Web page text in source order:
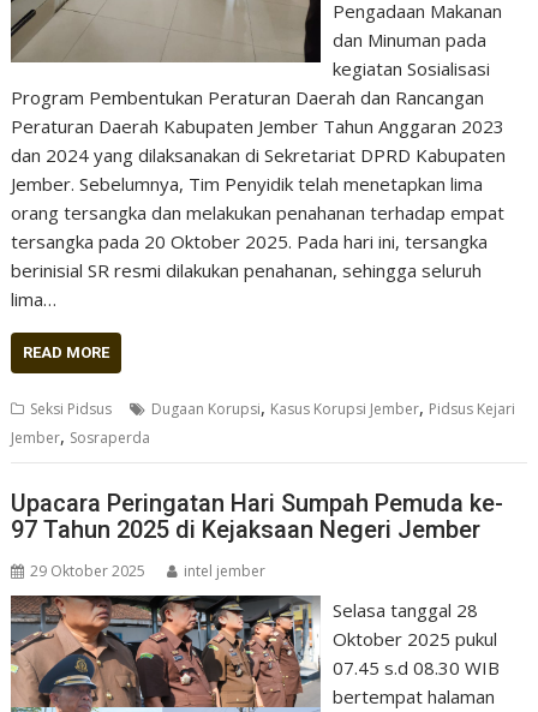
Pengadaan Makanan
dan Minuman pada
kegiatan Sosialisasi
Program Pembentukan Peraturan Daerah dan Rancangan
Peraturan Daerah Kabupaten Jember Tahun Anggaran 2023
dan 2024 yang dilaksanakan di Sekretariat DPRD Kabupaten
Jember. Sebelumnya, Tim Penyidik telah menetapkan lima
orang tersangka dan melakukan penahanan terhadap empat
tersangka pada 20 Oktober 2025. Pada hari ini, tersangka
berinisial SR resmi dilakukan penahanan, sehingga seluruh
lima…
READ MORE
Seksi Pidsus Dugaan Korupsi, Kasus Korupsi Jember, Pidsus Kejari
Jember, Sosraperda
Upacara Peringatan Hari Sumpah Pemuda ke-
97 Tahun 2025 di Kejaksaan Negeri Jember
29 Oktober 2025 intel jember
Selasa tanggal 28
Oktober 2025 pukul
07.45 s.d 08.30 WIB
bertempat halaman